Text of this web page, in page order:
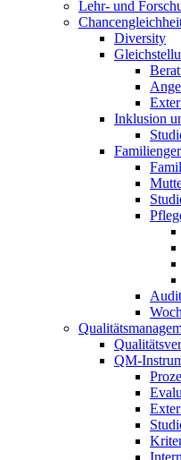
Lehr- und
Diversity
Inklusion
QM-